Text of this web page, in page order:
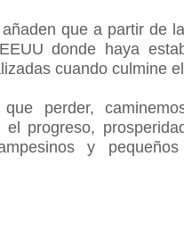
que a partir de
donde haya
cuando culmine
perder,
el progreso,
y